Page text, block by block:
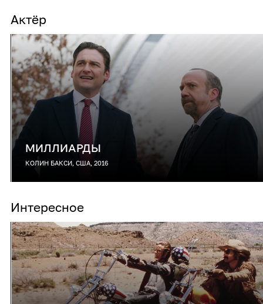
Актёр
МИЛЛИАРДЫ
КОЛИН БАКСИ, США, 2016
Интересное